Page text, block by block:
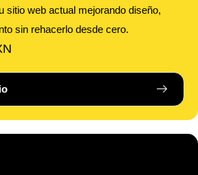
sitio web actual mejorando diseño,
sin rehacerlo desde cero.